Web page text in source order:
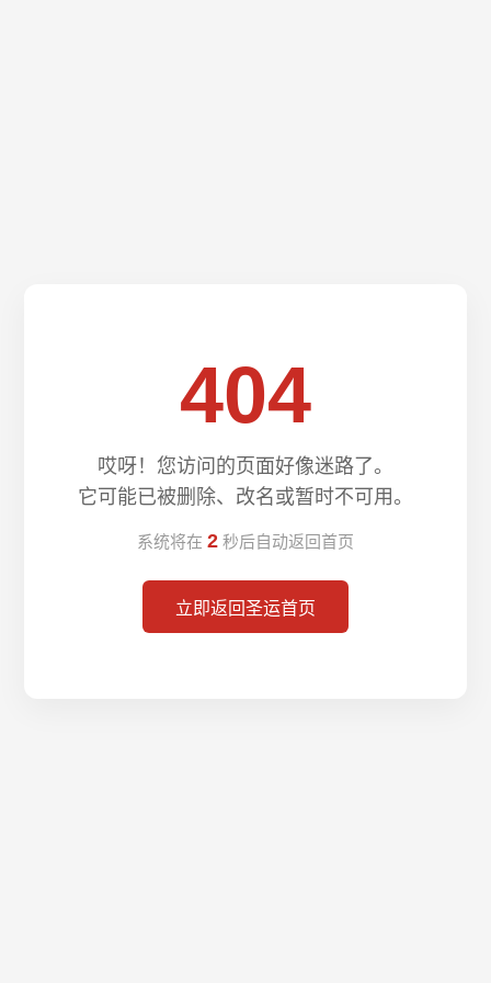
404
哎呀！您访问的页面好像迷路了。
它可能已被删除、改名或暂时不可用。
系统将在 2 秒后自动返回首页
立即返回圣运首页